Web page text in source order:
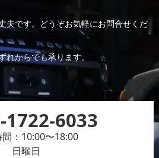
夫です。どうぞお気軽にお問合せくだ
からでも承ります。
1722-6033
：10:00〜18:00
日曜日